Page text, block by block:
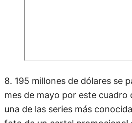
8. 195 millones de dólares se
mes de mayo por este cuadro
una de las series más